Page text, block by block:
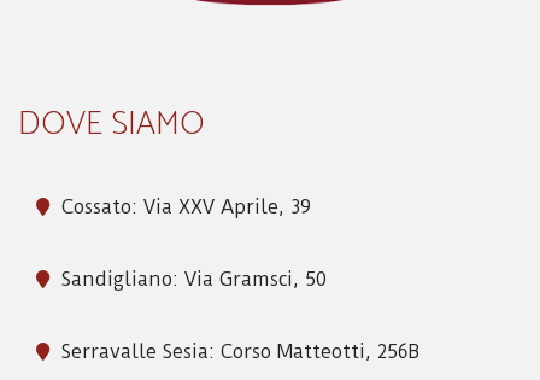
DOVE SIAMO
Cossato: Via XXV Aprile, 39
Sandigliano: Via Gramsci, 50
Serravalle Sesia: Corso Matteotti, 256B